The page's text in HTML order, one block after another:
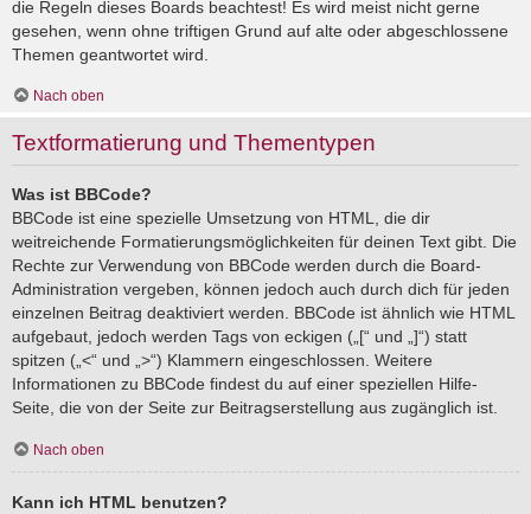
die Regeln dieses Boards beachtest! Es wird meist nicht gerne
gesehen, wenn ohne triftigen Grund auf alte oder abgeschlossene
Themen geantwortet wird.
Nach oben
Textformatierung und Thementypen
Was ist BBCode?
BBCode ist eine spezielle Umsetzung von HTML, die dir
weitreichende Formatierungsmöglichkeiten für deinen Text gibt. Die
Rechte zur Verwendung von BBCode werden durch die Board-
Administration vergeben, können jedoch auch durch dich für jeden
einzelnen Beitrag deaktiviert werden. BBCode ist ähnlich wie HTML
aufgebaut, jedoch werden Tags von eckigen („[“ und „]“) statt
spitzen („<“ und „>“) Klammern eingeschlossen. Weitere
Informationen zu BBCode findest du auf einer speziellen Hilfe-
Seite, die von der Seite zur Beitragserstellung aus zugänglich ist.
Nach oben
Kann ich HTML benutzen?